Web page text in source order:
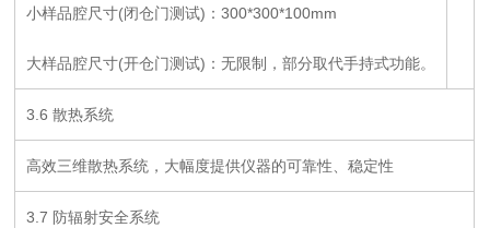
小样品腔尺寸(闭仓门测试)：300*300*100mm
大样品腔尺寸(开仓门测试)：无限制，部分取代手持式功能。
3.6 散热系统
高效三维散热系统，大幅度提供仪器的可靠性、稳定性
3.7 防辐射安全系统